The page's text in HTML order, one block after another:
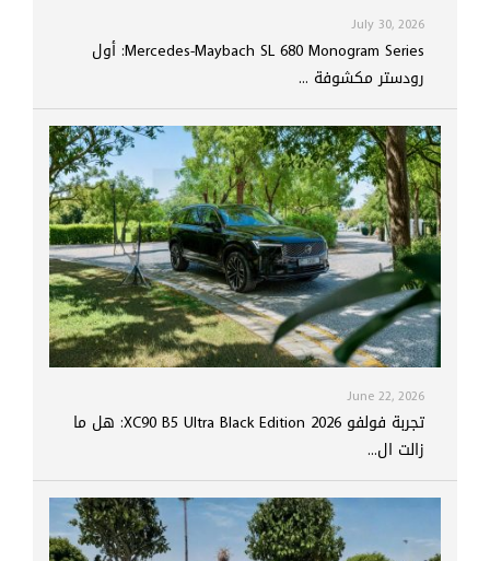
July 30, 2026
Mercedes-Maybach SL 680 Monogram Series: أول
رودستر مكشوفة ...
June 22, 2026
تجربة فولفو XC90 B5 Ultra Black Edition 2026: هل ما
زالت ال...